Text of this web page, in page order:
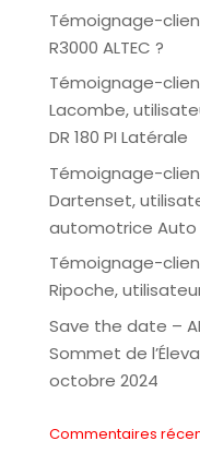
Témoignage-
R3000 ALTEC ?
Témoignage-
Lacombe,
DR 180 PI Latérale
Témoignage-
Dartenset,
automotrice Auto
Témoignage-
Ripoche,
Save the date –
Sommet de
octobre 2024
Commentaires